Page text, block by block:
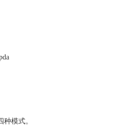
模式。